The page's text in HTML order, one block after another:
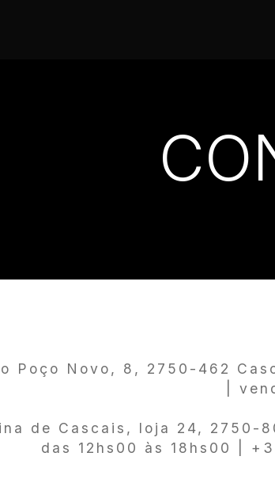
Poço Novo, 8, 2750-462
|
de Cascais, loja 24, 2750-
das 12hs00 às 18hs00 |